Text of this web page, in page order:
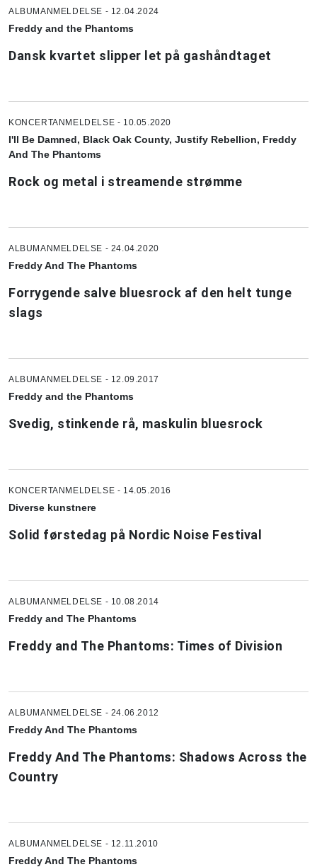
ALBUMANMELDELSE - 12.04.2024
Freddy and the Phantoms
Dansk kvartet slipper let på gashåndtaget
KONCERTANMELDELSE - 10.05.2020
I'll Be Damned, Black Oak County, Justify Rebellion, Freddy
And The Phantoms
Rock og metal i streamende strømme
ALBUMANMELDELSE - 24.04.2020
Freddy And The Phantoms
Forrygende salve bluesrock af den helt tunge
slags
ALBUMANMELDELSE - 12.09.2017
Freddy and the Phantoms
Svedig, stinkende rå, maskulin bluesrock
KONCERTANMELDELSE - 14.05.2016
Diverse kunstnere
Solid førstedag på Nordic Noise Festival
ALBUMANMELDELSE - 10.08.2014
Freddy and The Phantoms
Freddy and The Phantoms: Times of Division
ALBUMANMELDELSE - 24.06.2012
Freddy And The Phantoms
Freddy And The Phantoms: Shadows Across the
Country
ALBUMANMELDELSE - 12.11.2010
Freddy And The Phantoms